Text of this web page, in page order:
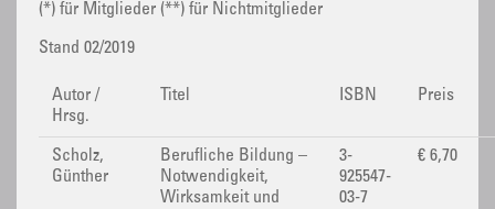
(*) für Mitglieder (**) für Nichtmitglieder
Stand 02/2019
Autor /
Hrsg.
Titel ISBN Preis
Scholz,
Günther
Berufliche Bildung –
Notwendigkeit,
Wirksamkeit und
3-
925547-
03-7
€ 6,70